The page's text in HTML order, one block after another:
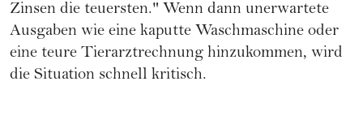
Zinsen die teuersten." Wenn dann unerwartete
Ausgaben wie eine kaputte Waschmaschine oder
eine teure Tierarztrechnung hinzukommen, wird
die Situation schnell kritisch.